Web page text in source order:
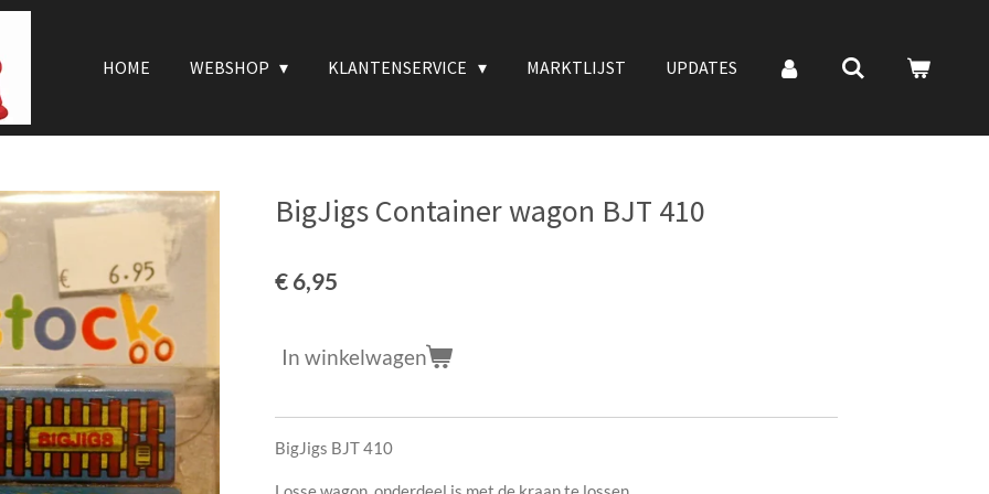
HOME WEBSHOP KLANTENSERVICE MARKTLIJST UPDATES
BigJigs Container wagon BJT 410
€ 6,95
In winkelwagen
BigJigs BJT 410